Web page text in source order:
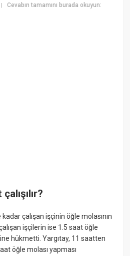
|Cevabın tamamını burada okuyun:
çalışan işçinin öğle molasının
işçilerin ise 1.5 saat öğle
hükmetti. Yargıtay, 11 saatten
öğle molası yapması